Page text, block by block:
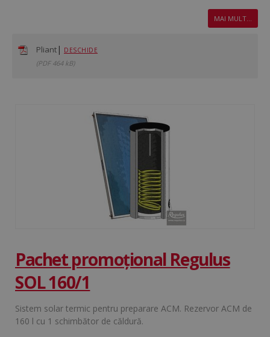
MAI MULT...
Pliant | DESCHIDE
(PDF 464 kB)
Pachet promoțional Regulus
SOL 160/1
Sistem solar termic pentru preparare ACM. Rezervor ACM de
160 l cu 1 schimbător de căldură.